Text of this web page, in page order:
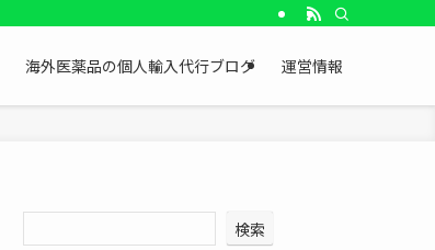
海外医薬品の個人輸入代行ブログ 運営情報
検索